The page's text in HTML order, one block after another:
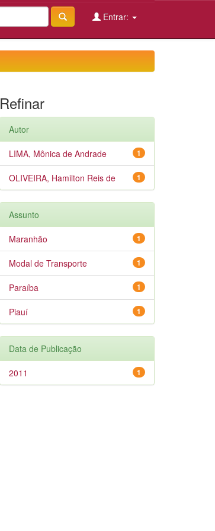
Entrar:
Refinar
Autor
1
LIMA, Mônica de Andrade
1
OLIVEIRA, Hamilton Reis de
Assunto
1
Maranhão
1
Modal de Transporte
1
Paraíba
1
Piauí
Data de Publicação
1
2011